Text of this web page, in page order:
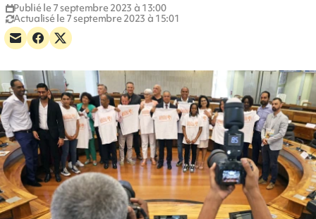
Publié le 7 septembre 2023 à 13:00
Actualisé le 7 septembre 2023 à 15:01